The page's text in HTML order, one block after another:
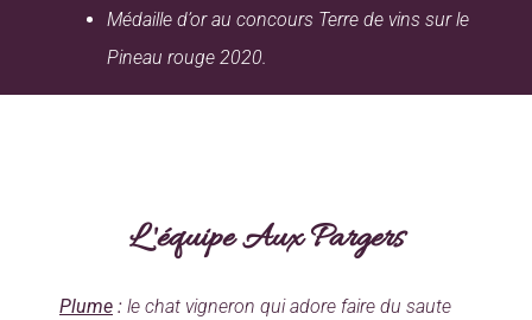
Médaille d’or au concours Terre de vins sur le
Pineau rouge 2020.
L 'équipe Aux Pargers
Plume : le chat vigneron qui adore faire du saute